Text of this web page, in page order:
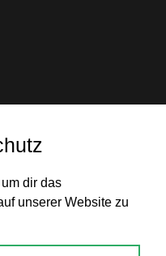
dir das
unserer Website zu